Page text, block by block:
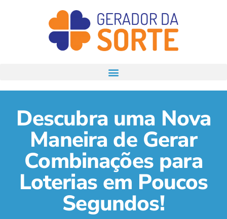
Descubra uma Nova
Maneira de Gerar
Combinações para
Loterias em Poucos
Segundos!